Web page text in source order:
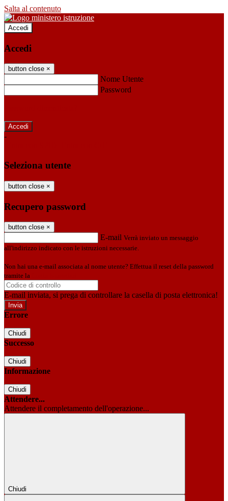
Salta al contenuto
Accedi
Accedi
button close ×
Nome Utente
Password
-
Seleziona utente
button close ×
Recupero password
button close ×
E-mail Verrà inviato un messaggio
all'indirizzo indicato con le istruzioni necessarie.
Non hai una e-mail associata al nome utente? Effettua il reset della password
tramite la
E-mail inviata, si prega di controllare la casella di posta elettronica!
Errore
Chiudi
Successo
Chiudi
Informazione
Chiudi
Attendere...
Attendere il completamento dell'operazione...
Chiudi